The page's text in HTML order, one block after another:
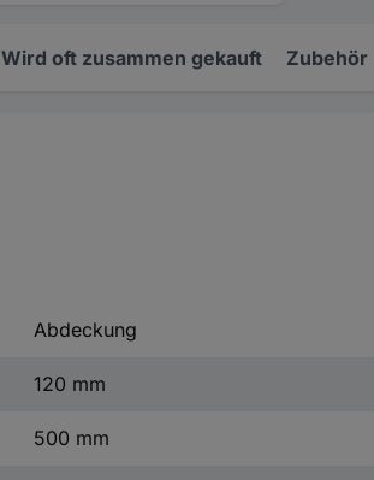
Wird oft zusammen gekauft Zubehör
Abdeckung
120 mm
500 mm